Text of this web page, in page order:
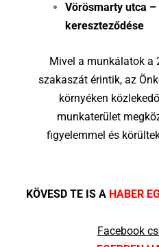
Vörösmarty utca –
kereszteződése
Mivel a munkálatok a
szakaszát érintik, az
környéken
munkaterület
figyelemmel és
KÖVESD TE IS A HABER
Facebook